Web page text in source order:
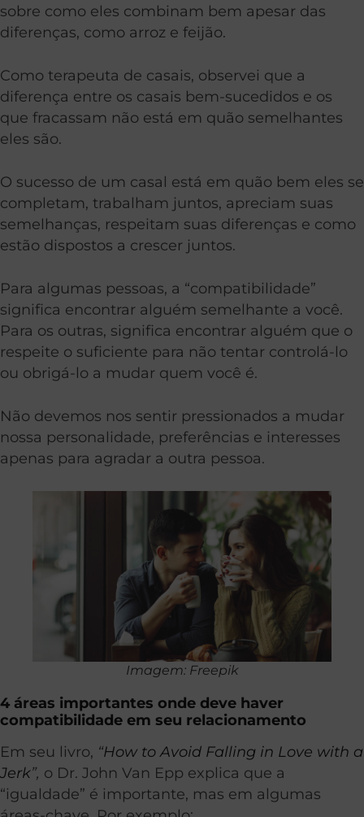
sobre como eles combinam bem apesar das
diferenças, como arroz e feijão.
Como terapeuta de casais, observei que a
diferença entre os casais bem-sucedidos e os
que fracassam não está em quão semelhantes
eles são.
O sucesso de um casal está em quão bem eles se
completam, trabalham juntos, apreciam suas
semelhanças, respeitam suas diferenças e como
estão dispostos a crescer juntos.
Para algumas pessoas, a “compatibilidade”
significa encontrar alguém semelhante a você.
Para os outras, significa encontrar alguém que o
respeite o suficiente para não tentar controlá-lo
ou obrigá-lo a mudar quem você é.
Não devemos nos sentir pressionados a mudar
nossa personalidade, preferências e interesses
apenas para agradar a outra pessoa.
Imagem: Freepik
4 áreas importantes onde deve haver
compatibilidade em seu relacionamento
Em seu livro, “How to Avoid Falling in Love with a
Jerk”, o Dr. John Van Epp explica que a
“igualdade” é importante, mas em algumas